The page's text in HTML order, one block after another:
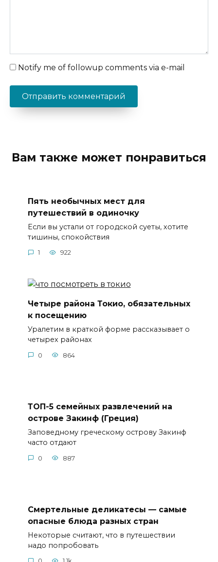
Notify me of followup comments via e-mail
Вам также может понравиться
Пять необычных мест для
путешествий в одиночку
Если вы устали от городской суеты, хотите
тишины, спокойствия
1 922
Четыре района Токио, обязательных
к посещению
Уралетим в краткой форме рассказывает о
четырех районах
0 864
ТОП-5 семейных развлечений на
острове Закинф (Греция)
Заповедному греческому острову Закинф
часто отдают
0 887
Смертельные деликатесы — самые
опасные блюда разных стран
Некоторые считают, что в путешествии
надо попробовать